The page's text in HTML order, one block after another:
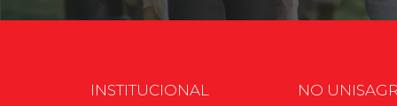
INSTITUCIONAL NO